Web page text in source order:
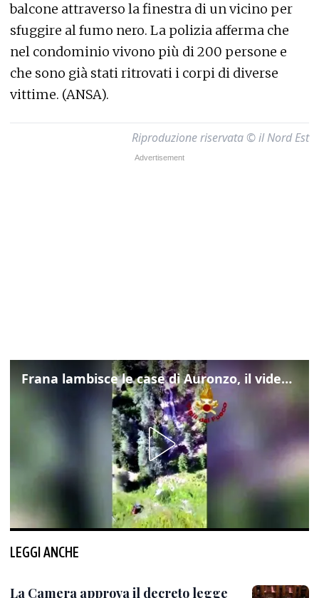
balcone attraverso la finestra di un vicino per
sfuggire al fumo nero. La polizia afferma che
nel condominio vivono più di 200 persone e
che sono già stati ritrovati i corpi di diverse
vittime. (ANSA).
Riproduzione riservata © il Nord Est
Frana lambisce le case di Auronzo, il video dall'elicottero dei vigili del fuoco
LEGGI ANCHE
La Camera approva il decreto legge